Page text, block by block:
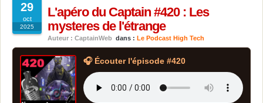
29
oct
2025
L'apéro du Captain #420 : Les
mysteres de l'étrange
Auteur : CaptainWeb dans : Le Podcast High Tech
🎧 Écouter l'épisode #420